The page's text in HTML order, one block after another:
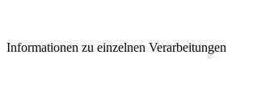
Informationen zu einzelnen Verarbeitungen